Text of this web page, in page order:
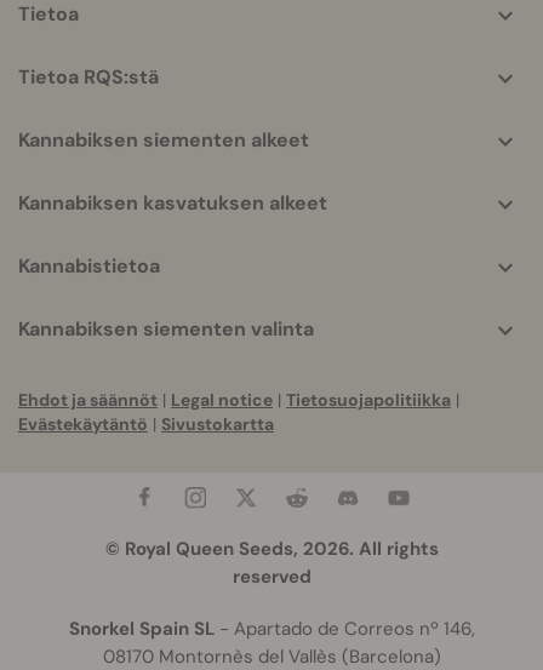
helpful
Tietoa
Tietoa RQS:stä
Kannabiksen siementen alkeet
Kannabiksen kasvatuksen alkeet
Kannabistietoa
Kannabiksen siementen valinta
Ehdot ja säännöt | Legal notice | Tietosuojapolitiikka |
Evästekäytäntö | Sivustokartta
© Royal Queen Seeds, 2026. All rights
reserved
Snorkel Spain SL- Apartado de Correos nº 146,
08170 Montornès del Vallès (Barcelona)